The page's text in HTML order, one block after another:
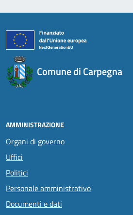
Comune di Carpegna
AMMINISTRAZIONE
Organi di governo
Uffici
Politici
Personale amministrativo
Documenti e dati